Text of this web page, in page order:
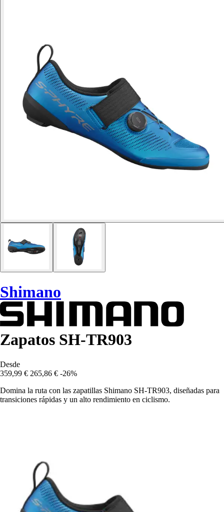
Shimano
Zapatos SH-TR903
Desde
359,99 € 265,86 € -26%
Domina la ruta con las zapatillas Shimano SH-TR903, diseñadas para
transiciones rápidas y un alto rendimiento en ciclismo.